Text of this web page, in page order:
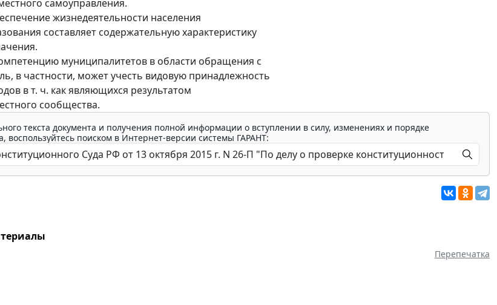
самоуправления.
жизнедеятельности населения
составляет содержательную характеристику
муниципалитетов в области обращения с
в частности, может учесть видовую принадлежность
в т. ч. как являющихся результатом
сообщества.
текста документа и получения полной информации о вступлении в силу, изменениях и порядке
воспользуйтесь поиском в Интернет-версии системы ГАРАНТ:
Перепечатка